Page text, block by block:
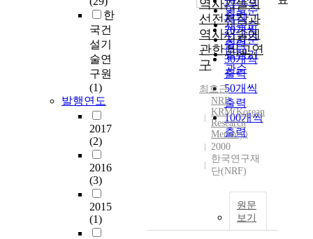
한
국건
설기
술연
구원
(1)
발행연도
2017
(2)
2016
(3)
2015
(1)
연도순
제목순
저자순
발행기
관순
출력
20개씩
출력
30개씩
출력
50개씩
출력
100개씩
출력
역사가들의
선전저작과
역사서술에
관한 비교연
구
최호근
NRF
KRM(Korean
Research
Memory)
2000
한국연구재
단(NRF)
원문
보기